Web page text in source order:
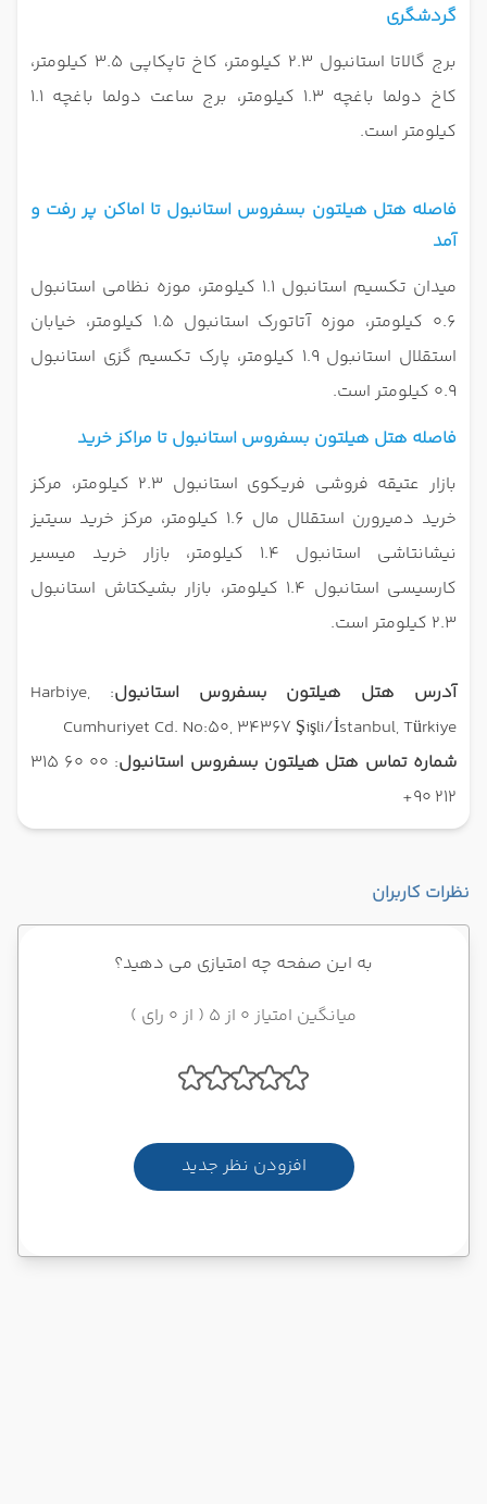
گردشگری
برج گالاتا استانبول 2.3 کیلومتر، کاخ تاپکاپی 3.5 کیلومتر،
کاخ دولما باغچه 1.3 کیلومتر، برج ساعت دولما باغچه 1.1
کیلومتر است.
فاصله هتل هیلتون بسفروس استانبول تا اماکن پر رفت و
آمد
میدان تکسیم استانبول 1.1 کیلومتر، موزه نظامی استانبول
0.6 کیلومتر، موزه آتاتورک استانبول 1.5 کیلومتر، خیابان
استقلال استانبول 1.9 کیلومتر، پارک تکسیم گزی استانبول
0.9 کیلومتر است.
فاصله هتل هیلتون بسفروس استانبول تا مراکز خرید
بازار عتیقه فروشی فریکوی استانبول 2.3 کیلومتر، مرکز
خرید دمیرورن استقلال مال 1.6 کیلومتر، مرکز خرید سیتیز
نیشانتاشی استانبول 1.4 کیلومتر، بازار خرید میسیر
کارسیسی استانبول 1.4 کیلومتر، بازار بشیکتاش استانبول
2.3 کیلومتر است.
آدرس هتل هیلتون بسفروس استانبول
: Harbiye,
Cumhuriyet Cd. No:50, 34367 Şişli/İstanbul, Türkiye
شماره تماس هتل هیلتون بسفروس استانبول
: 00 60 315
212 90+
نظرات کاربران
به این صفحه چه امتیازی می دهید؟
میانگین امتیاز 0 از 5 ( از 0 رای )
افزودن نظر جدید